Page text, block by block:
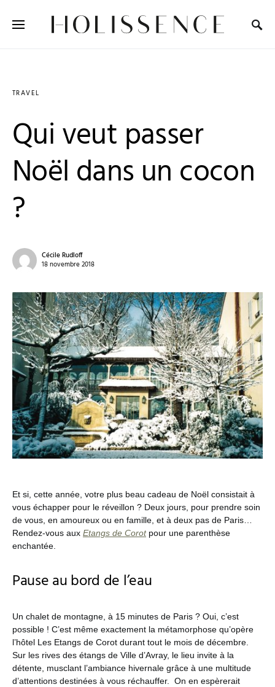
TRAVEL
Qui veut passer
Noël dans un cocon
?
Cécile Rudloff
18 novembre 2018
Et si, cette année, votre plus beau cadeau de Noël consistait à
vous échapper pour le réveillon ? Deux jours, pour prendre soin
de vous, en amoureux ou en famille, et à deux pas de Paris…
Rendez-vous aux Etangs de Corotpour une parenthèse
enchantée.
Pause au bord de l’eau
Un chalet de montagne, à 15 minutes de Paris ? Oui, c’est
possible ! C’est même exactement la métamorphose qu’opère
l’hôtel Les Etangs de Corot durant tout le mois de décembre.
Sur les rives des étangs de Ville d’Avray, le lieu invite à la
détente, musclant l’ambiance hivernale grâce à une multitude
d’attentions destinées à vous réchauffer. On en espèrerait